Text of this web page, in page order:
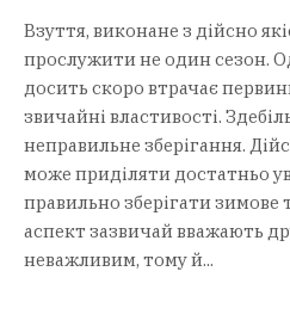
Взуття, виконане з дійсно
прослужити не один сезон.
досить скоро втрачає
звичайні властивості.
неправильне зберігання.
може приділяти достатньо
правильно зберігати зимове
аспект зазвичай вважають
неважливим, тому й...